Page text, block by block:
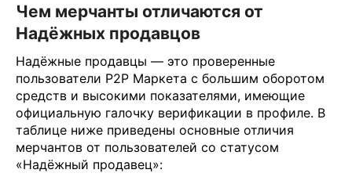
Чем мерчанты отличаются от
Надёжных продавцов
Надёжные продавцы — это проверенные
пользователи P2P Маркета с большим оборотом
средств и высокими показателями, имеющие
официальную галочку верификации в профиле. В
таблице ниже приведены основные отличия
мерчантов от пользователей со статусом
«Надёжный продавец»: